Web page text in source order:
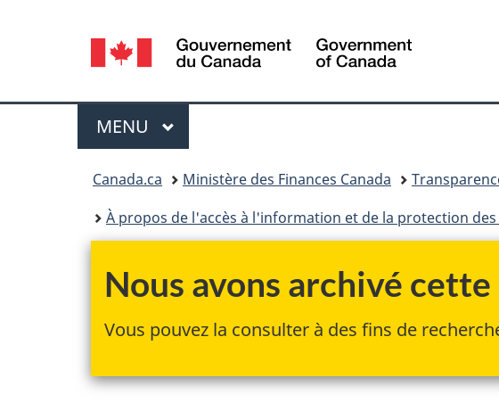
Sélection
de
la
langue
Canada
Menu
MENU PRINCIPAL
Canada.ca Ministère des Finances Canada
À propos de l'accès à l'information et de la protection
Nous avons archivé
Vous pouvez la consulter à des fins de